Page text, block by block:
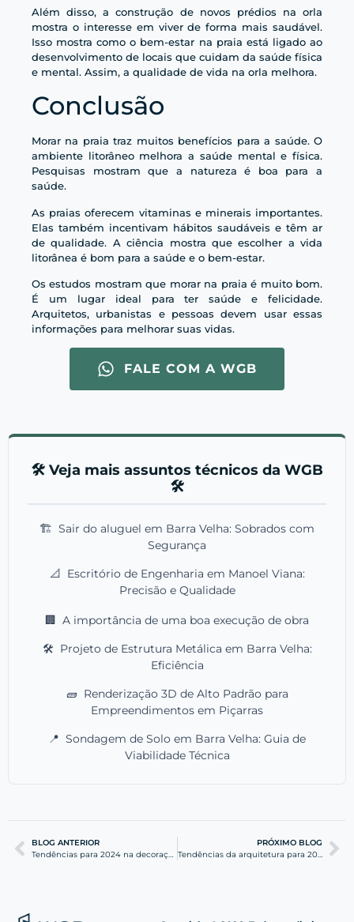
Além disso, a construção de novos prédios na orla
mostra o interesse em viver de forma mais saudável.
Isso mostra como o bem-estar na praia está ligado ao
desenvolvimento de locais que cuidam da saúde física
e mental. Assim, a qualidade de vida na orla melhora.
Conclusão
Morar na praia traz muitos benefícios para a saúde. O
ambiente litorâneo melhora a saúde mental e física.
Pesquisas mostram que a natureza é boa para a
saúde.
As praias oferecem vitaminas e minerais importantes.
Elas também incentivam hábitos saudáveis e têm ar
de qualidade. A ciência mostra que escolher a vida
litorânea é bom para a saúde e o bem-estar.
Os estudos mostram que morar na praia é muito bom.
É um lugar ideal para ter saúde e felicidade.
Arquitetos, urbanistas e pessoas devem usar essas
informações para melhorar suas vidas.
FALE COM A WGB
🛠️ Veja mais assuntos técnicos da WGB
🛠️
🏗️ Sair do aluguel em Barra Velha: Sobrados com
Segurança
📐
Escritório de Engenharia em Manoel Viana:
Precisão e Qualidade
🏢
A importância de uma boa execução de obra
🛠️ Projeto de Estrutura Metálica em Barra Velha:
Eficiência
🧱 Renderização 3D de Alto Padrão para
Empreendimentos em Piçarras
📍 Sondagem de Solo em Barra Velha: Guia de
Viabilidade Técnica
BLOG ANTERIOR
Tendências para 2024 na decoração, arquitetura e lifestyle
PRÓXIMO BLOG
Tendências da arquitetura para 2025